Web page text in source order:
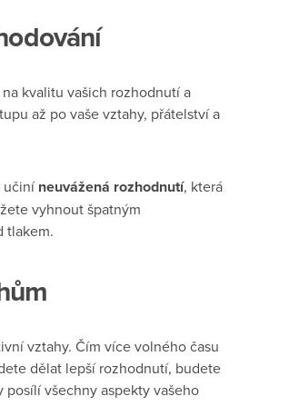
kvalitu vašich rozhodnutí a
až po vaše vztahy, přátelství a
učiníneuvážená rozhodnutí, která
vyhnout špatným
tlakem.
vztahy. Čím více volného času
dělat lepší rozhodnutí, budete
všechny aspekty vašeho